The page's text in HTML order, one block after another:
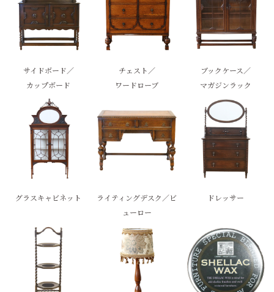
サイドボード／
カップボード
チェスト／
ワードローブ
ブックケース／
マガジンラック
グラスキャビネット
ライティングデスク／ビ
ューロー
ドレッサー